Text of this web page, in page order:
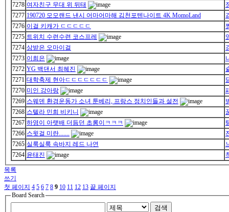
7278 여자친구 무대 위 뒤태
7277 190720 모모랜드 낸시 어마어마해 김천포텐나이트 4K MomoLand
7276 이걸 키캐가 ㄷㄷㄷㄷㄷ
7275 트위치 수련수련 코스프레
7274 상받은 오마이걸
7273 이희은
7272 YG 백댄서 최혜진
7271 대학축제 현아ㄷㄷㄷㄷㄷㄷㄷ
7270 미인 강아랑
7269 스웨덴 환경운동가 소녀 툰베리, 프랑스 정치인들과 설전
7268 스텔라 민희 비키니
7267 하영이 아랫배 더듬던 초롱이ㅋㅋㅋ
7266 스윗걸 미란.......
7265 실룩실룩 속바지 레드 나연
7264 윤태진
목록
쓰기
첫 페이지 4 5 6 7 8 9 10 11 12 13 끝 페이지
Board Search
검색